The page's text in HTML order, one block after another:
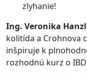
zlyhanie!
Ing. Veronika
kolitída a Crohnova
inšpiruje k
rozhodnú kurz o